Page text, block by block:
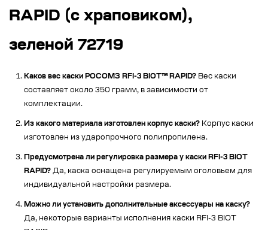
RAPID (с храповиком),
зеленой 72719
Каков вес каски РОСОМЗ RFI-3 BIOT™ RAPID? Вес каски
составляет около 350 грамм, в зависимости от
комплектации.
Из какого материала изготовлен корпус каски? Корпус каски
изготовлен из ударопрочного полипропилена.
Предусмотрена ли регулировка размера у каски RFI-3 BIOT
RAPID? Да, каска оснащена регулируемым оголовьем для
индивидуальной настройки размера.
Можно ли установить дополнительные аксессуары на каску?
Да, некоторые варианты исполнения каски RFI-3 BIOT